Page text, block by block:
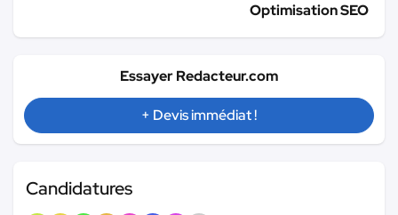
Optimisation SEO
Essayer Redacteur.com
+ Devis immédiat !
Candidatures